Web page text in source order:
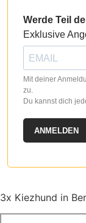
können
Produktseite
gewählt
werden
Werde Teil
Exklusive
Mit deiner
zu.
Du kannst dich
ANMELDEN
3x Kiezhund in